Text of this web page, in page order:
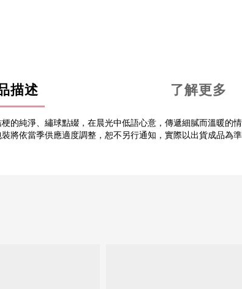
描述 了解更多
梗的純淨、繡球點綴，在晨光中低語心意，傳遞細膩而溫暖的情
將依當季供應適度調整，恕不另行通知，實際以出貨成品為